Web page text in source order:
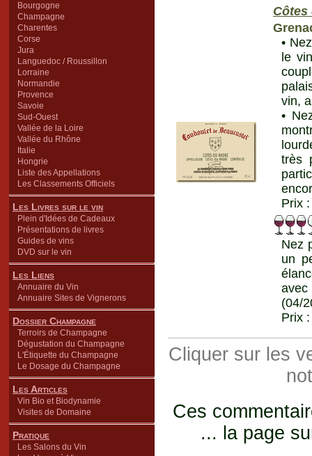
Bourgogne
Champagne
Charentes
Corse
Jura
Languedoc / Roussillon
Lorraine
Normandie
Provence
Savoie
Sud-Ouest
Vallée de la Loire
Vallée du Rhône
Italie
Hongrie
Liste des Appellations
Les Classements Officiels
Les Livres sur le vin
Plein d'Idées de Cadeaux
Présentations de livres
Guides de vins
DVD sur le vin
Les Liens
Annuaire du Vin
Annuaire Sites de Vignerons
Dossier Champagne
Terroirs de Champagne
Dégustation du Champagne
L'Étiquette du Champagne
Le Dosage du Champagne
Les Articles
Vin Bio et Biodynamie
Visites de Domaine
Pratique
Les Salons du Vin
Côtes
•
le
vin,
•
très
Prix
Nez
un
(04/
Prix
Cliquer sur les
Ces
... la page